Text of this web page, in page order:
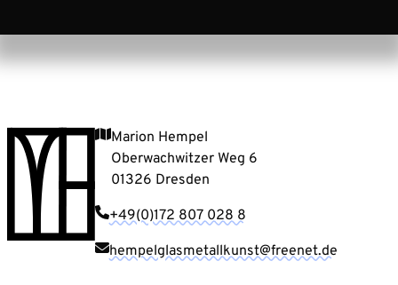
Marion Hempel
Oberwachwitzer Weg 6
01326 Dresden
+49(0)172 807 028 8
hempelglasmetallkunst@freenet.de